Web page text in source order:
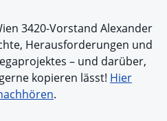
3420-Vorstand Alexander
Herausforderungen und
– und darüber,
kopieren lässt! Hier
.